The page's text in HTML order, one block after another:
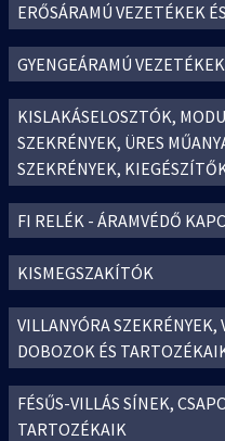
ERŐSÁRAMÚ VEZETÉKEK
GYENGEÁRAMÚ
KISLAKÁSELOSZTÓK,
SZEKRÉNYEK, ÜRES
SZEKRÉNYEK,
FI RELÉK - ÁRAMVÉDŐ
KISMEGSZAKÍTÓK
VILLANYÓRA SZEKRÉNYEK,
DOBOZOK ÉS
FÉSŰS-VILLÁS SÍNEK,
TARTOZÉKAIK